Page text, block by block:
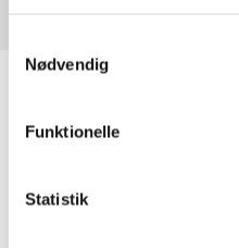
Nødvendig
Funktionelle
Statistik